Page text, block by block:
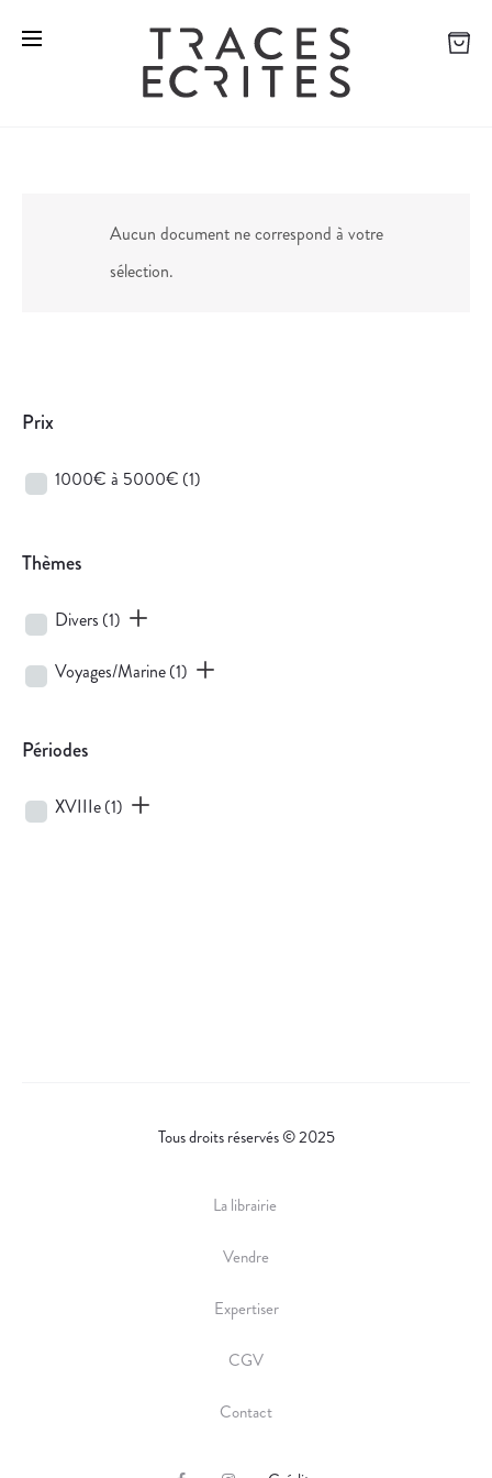
Aucun document ne correspond à votre
sélection.
Prix
1000€ à 5000€ (1)
Thèmes
Divers (1)
Voyages/Marine(1)
Périodes
XVIIIe(1)
Tous droits réservés © 2025
La librairie
Vendre
Expertiser
CGV
Contact